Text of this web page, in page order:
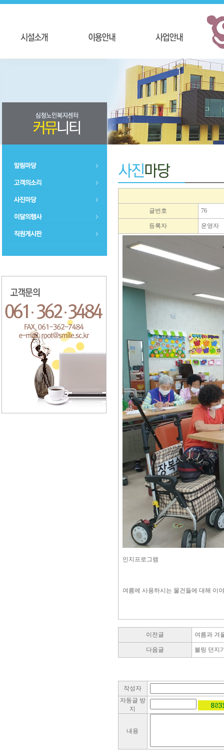
글번호 76
등록자 운영자
인지프로그램
여름에 사용하시는 물건들에 대해 이
이전글 여름과 겨
다음글 볼링 던지
작성자
자동글 방
지
내용